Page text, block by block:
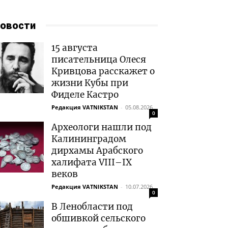
15 августа
писательница Олеся
Кривцова расскажет о
жизни Кубы при
Фиделе Кастро
Редакция VATNIKSTAN - 05.08.2026
0
Археологи нашли под
Калининградом
дирхамы Арабского
халифата VIII–IX
веков
Редакция VATNIKSTAN - 10.07.2026
0
В Ленобласти под
обшивкой сельского